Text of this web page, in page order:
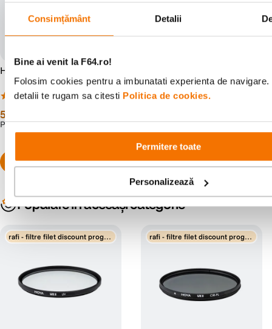
Consimțământ Detalii
Bine ai venit la F64.ro!
Folosim cookies pentru a imbunatati experienta de navigare.
detalii te rugam sa citesti Politica de cookies.
Permitere toate
Personalizează
Hoya UX II Filtru UV 40.5mm
(7)
59
PRP:8100 lei
(7)
PRP:8600 lei
Populare în aceeași categorie
rafi - filtre filet discount progre
rafi - filtre filet discount progre